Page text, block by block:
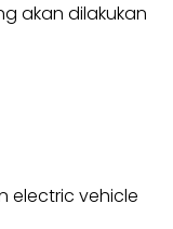
akan dilakukan
electric vehicle